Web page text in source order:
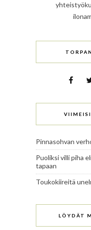
Pinnasohvan
Puoliksi villi piha
tapaan
Toukokiireitä
LÖYDÄT